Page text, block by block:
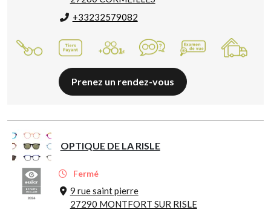
+33232579082
Prenez un rendez-vous
OPTIQUE DE LA RISLE
Fermé
9 rue saint pierre
27290 MONTFORT SUR RISLE